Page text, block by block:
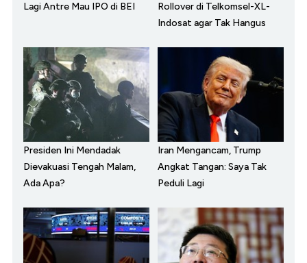
Lagi Antre Mau IPO di BEI
Rollover di Telkomsel-XL-
Indosat agar Tak Hangus
Presiden Ini Mendadak
Dievakuasi Tengah Malam,
Ada Apa?
Iran Mengancam, Trump
Angkat Tangan: Saya Tak
Peduli Lagi